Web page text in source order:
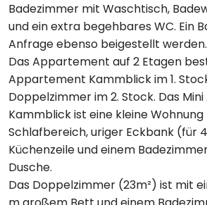
Badezimmer mit Waschtisch,
und ein extra begehbares WC. Ein
Anfrage ebenso beigestellt werden.
Das Appartement auf 2 Etagen
Appartement Kammblick im 1.
Doppelzimmer im 2. Stock. Das
Kammblick ist eine kleine
Schlafbereich, uriger Eckbank (für
Küchenzeile und einem
Dusche.
Das Doppelzimmer (23m²) ist mit